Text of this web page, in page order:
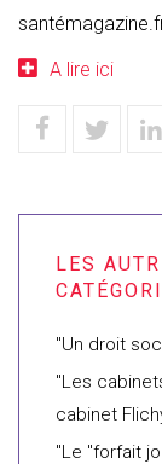
A lire ici
"Un droit
"Les
cabinet
"Le "forfait